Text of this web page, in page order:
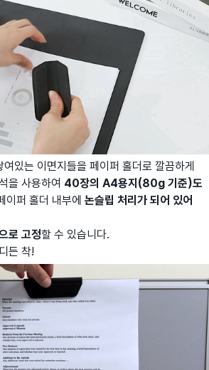
있는 이면지들을 페이퍼 홀더로 깔끔하게
을 사용하여 40장의 A4용지(80g 기준)도
이퍼 홀더 내부에 논슬립 처리가 되어 있어
로 고정할 수 있습니다.
든 착!